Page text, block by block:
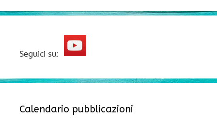
Seguici su:
Calendario pubblicazioni